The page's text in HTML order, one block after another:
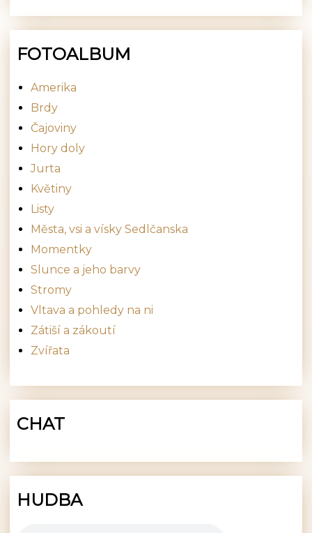
FOTOALBUM
Amerika
Brdy
Čajoviny
Hory doly
Jurta
Květiny
Listy
Města, vsi a vísky Sedlčanska
Momentky
Slunce a jeho barvy
Stromy
Vltava a pohledy na ni
Zátiší a zákoutí
Zvířata
CHAT
HUDBA